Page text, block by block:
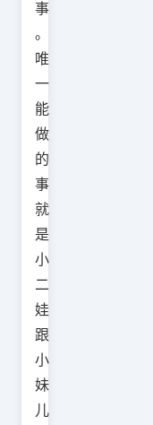
事
。
唯
一
能
做
的
事
就
是
小
二
娃
跟
小
妹
儿